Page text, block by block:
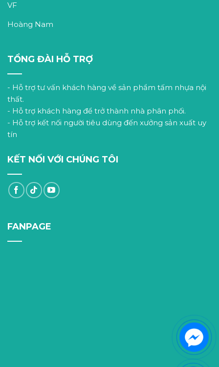
VF
Hoàng Nam
TỔNG ĐÀI HỖ TRỢ
- Hỗ trợ tư vấn khách hàng về sản phẩm tấm nhựa nội
thất.
- Hỗ trợ khách hàng để trở thành nhà phân phối.
- Hỗ trợ kết nối người tiêu dùng đến xưởng sản xuất uy
tín
KẾT NỐI VỚI CHÚNG TÔI
FANPAGE